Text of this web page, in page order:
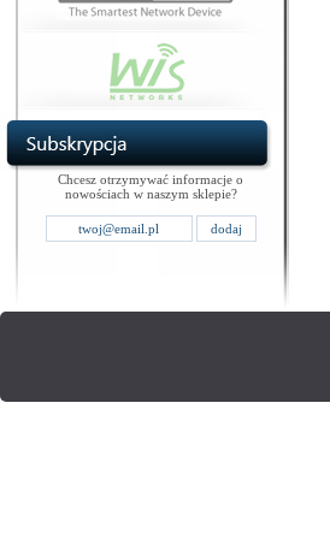
Chcesz otrzymywać informacje o
nowościach w naszym sklepie?